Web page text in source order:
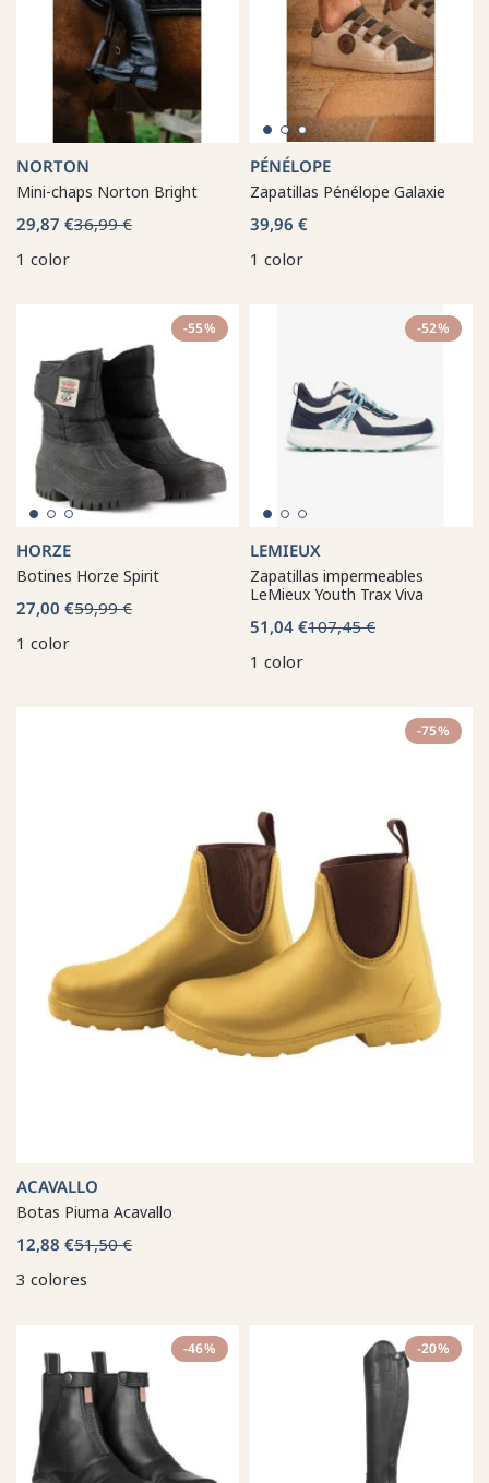
NORTON
Mini-chaps Norton Bright
29,87 €36,99 €
1 color
PÉNÉLOPE
Zapatillas Pénélope Galaxie
39,96 €
1 color
-55%
HORZE
Botines Horze Spirit
27,00 €59,99 €
1 color
-52%
LEMIEUX
Zapatillas impermeables
LeMieux Youth Trax Viva
51,04 €107,45 €
1 color
-75%
ACAVALLO
Botas Piuma Acavallo
12,88 €51,50 €
3 colores
-46% -20%